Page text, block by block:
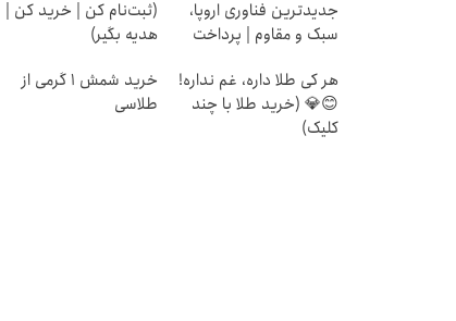
جدیدترین فناوری اروپا،
سبک و مقاوم | پرداخت
(ثبت‌نام کن | خرید کن |
هدیه بگیر)
هر کی طلا داره، غم نداره!
😊💎 (خرید طلا با چند
کلیک)
خرید شمش 1 گرمی از
طلاسی